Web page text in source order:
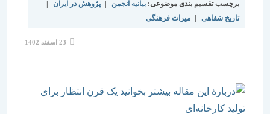
برچسب تقسیم بندی موضوعی:بیانیه انجمن پژوهش در ایران
|
تاریخ شفاهی | میراث فرهنگی